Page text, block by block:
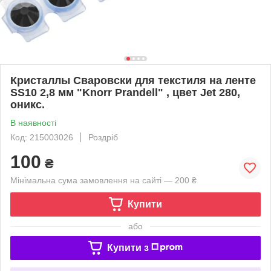
Кристаллы Сваровски для текстиля на ленте
SS10 2,8 мм "Knorr Prandell" , цвет Jet 280,
оникс.
В наявності
Код: 215003026
Роздріб
100 ₴
Мінімальна сума замовлення на сайті — 200 ₴
Купити
або
Купити з